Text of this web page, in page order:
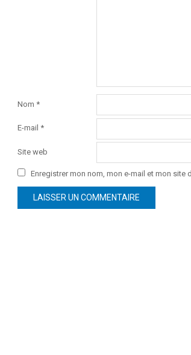
Nom *
E-mail *
Site web
Enregistrer mon nom, mon e-mail et mon site